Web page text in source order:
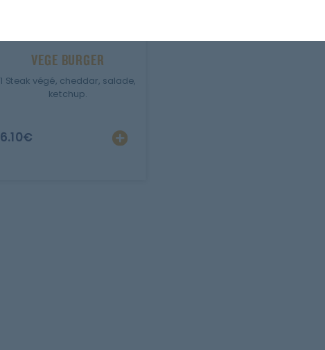
VEGE BURGER
1 Steak végé, cheddar, salade,
ketchup.
6.10€